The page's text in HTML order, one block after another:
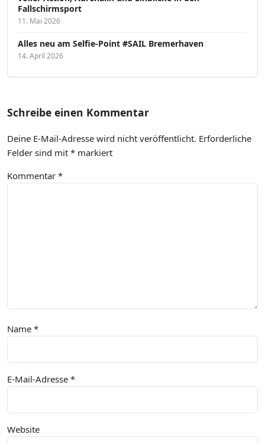
Fallschirmsport
11. Mai 2026
Alles neu am Selfie-Point #SAIL Bremerhaven
14. April 2026
Schreibe einen Kommentar
Deine E-Mail-Adresse wird nicht veröffentlicht. Erforderliche
Felder sind mit * markiert
Kommentar *
Name *
E-Mail-Adresse *
Website